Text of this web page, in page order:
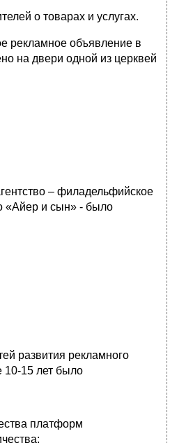
о товарах и услугах.
рекламное объявление в
на двери одной из церквей
– филадельфийское
«Айер и сын» - было
развития рекламного
10-15 лет было
платформ